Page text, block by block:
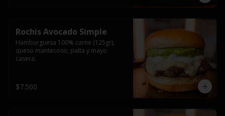
Rochis Avocado Simple
Hamburguesa 100% carne (125gr),
queso mantecoso, palta y mayo
casera.
$7.500